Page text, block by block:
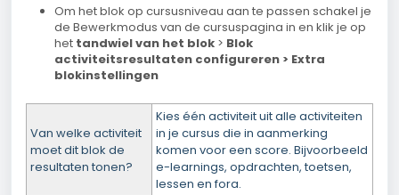
Om het blok op cursusniveau aan te passen schakel je
de Bewerkmodus van de cursuspagina in en klik je op
het tandwiel van het blok > Blok
activiteitsresultaten configureren > Extra
blokinstellingen
Van welke activiteit
moet dit blok de
resultaten tonen?
Kies één activiteit uit alle activiteiten
in je cursus die in aanmerking
komen voor een score. Bijvoorbeeld
e-learnings, opdrachten, toetsen,
lessen en fora.